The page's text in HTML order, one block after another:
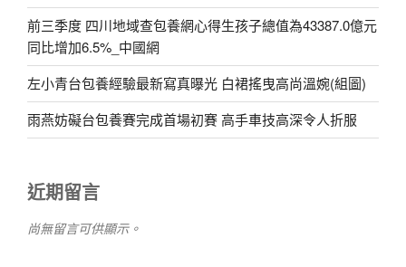
前三季度 四川地域查包養網心得生孩子總值為43387.0億元
同比增加6.5%_中國網
左小青台包養經驗最新寫真曝光 白裙搖曳高尚溫婉(組圖)
雨燕妨礙台包養賽完成首場初賽 高手車技高深令人折服
近期留言
尚無留言可供顯示。